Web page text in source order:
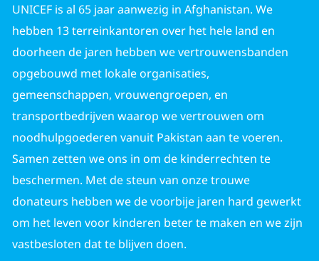
UNICEF is al 65 jaar aanwezig in Afghanistan. We
hebben 13 terreinkantoren over het hele land en
doorheen de jaren hebben we vertrouwensbanden
opgebouwd met lokale organisaties,
gemeenschappen, vrouwengroepen, en
transportbedrijven waarop we vertrouwen om
noodhulpgoederen vanuit Pakistan aan te voeren.
Samen zetten we ons in om de kinderrechten te
beschermen. Met de steun van onze trouwe
donateurs hebben we de voorbije jaren hard gewerkt
om het leven voor kinderen beter te maken en we zijn
vastbesloten dat te blijven doen.